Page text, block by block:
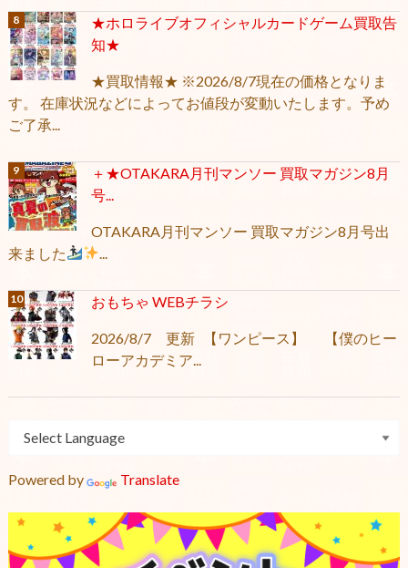
★ホロライブオフィシャルカードゲーム買取告
知★
★買取情報★ ※2026/8/7現在の価格となりま
す。 在庫状況などによってお値段が変動いたします。予め
ご了承...
＋★OTAKARA月刊マンソー 買取マガジン8月
号...
OTAKARA月刊マンソー 買取マガジン8月号出
来ました
おもちゃ WEBチラシ
2026/8/7 更新 【ワンピース】 【僕のヒー
ローアカデミア...
Powered by Translate